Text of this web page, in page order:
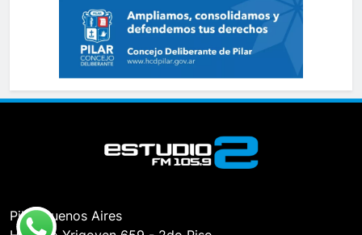
Pilar, Buenos Aires